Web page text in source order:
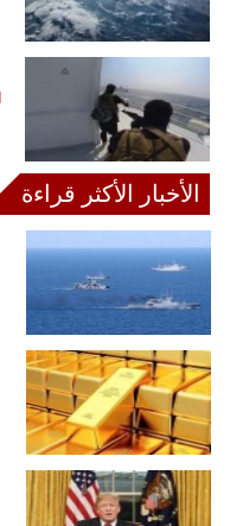
الأخبار الأكثر قراءة